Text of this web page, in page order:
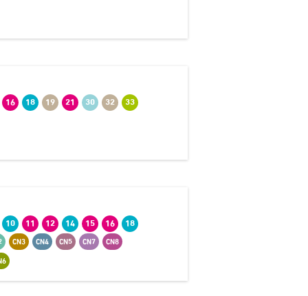
16 18 19 21 30 32 33
10 11 12 14 15 16
18
CN3 CN4 CN5 CN7 CN8